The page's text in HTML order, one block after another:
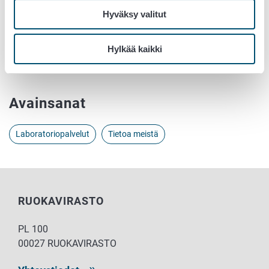
Hyväksy valitut
Hylkää kaikki
p. 050 463 9586
virologian yksikönjohtaja Tuija Gadd
sähköposti etunimi.sukunimi@ruokavirasto.fi
Avainsanat
Laboratoriopalvelut Tietoa meistä
RUOKAVIRASTO
PL 100
00027 RUOKAVIRASTO